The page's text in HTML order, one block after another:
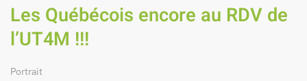
Les Québécois encore au RDV de
l’UT4M !!!
Portrait